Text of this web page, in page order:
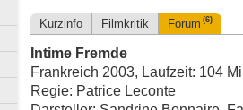
Kurzinfo Filmkritik Forum (6)
Intime Fremde
Frankreich 2003, Laufzeit: 104
Regie: Patrice Leconte